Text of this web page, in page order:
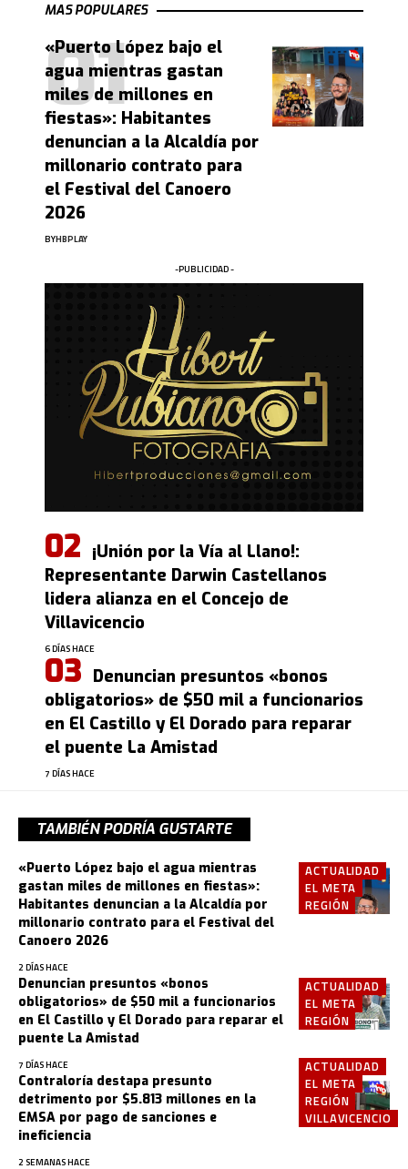
MAS POPULARES
«Puerto López bajo el
agua mientras gastan
miles de millones en
fiestas»: Habitantes
denuncian a la Alcaldía por
millonario contrato para
el Festival del Canoero
2026
BYHBPLAY
-PUBLICIDAD -
¡Unión por la Vía al Llano!:
Representante Darwin Castellanos
lidera alianza en el Concejo de
Villavicencio
6 DÍAS HACE
Denuncian presuntos «bonos
obligatorios» de $50 mil a funcionarios
en El Castillo y El Dorado para reparar
el puente La Amistad
7 DÍAS HACE
TAMBIÉN PODRÍA GUSTARTE
ACTUALIDAD
EL META
REGIÓN
«Puerto López bajo el agua mientras
gastan miles de millones en fiestas»:
Habitantes denuncian a la Alcaldía por
millonario contrato para el Festival del
Canoero 2026
2 DÍAS HACE
ACTUALIDAD
EL META
REGIÓN
Denuncian presuntos «bonos
obligatorios» de $50 mil a funcionarios
en El Castillo y El Dorado para reparar el
puente La Amistad
7 DÍAS HACE
ACTUALIDAD
EL META
REGIÓN
VILLAVICENCIO
Contraloría destapa presunto
detrimento por $5.813 millones en la
EMSA por pago de sanciones e
ineficiencia
2 SEMANAS HACE